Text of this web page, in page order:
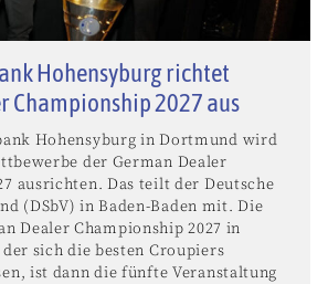
Hohensyburg richtet
Championship 2027 aus
Hohensyburg in Dortmund wird
der German Dealer
ausrichten. Das teilt der Deutsche
(DSbV) in Baden-Baden mit. Die
Dealer Championship 2027 in
sich die besten Croupiers
ist dann die fünfte Veranstaltung